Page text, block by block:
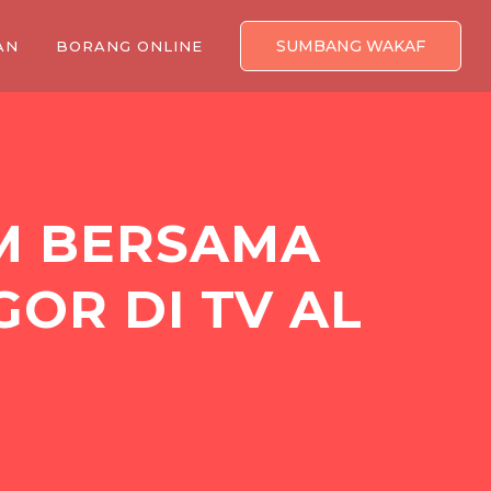
SUMBANG WAKAF
BORANG ONLINE
BERSAMA
DI TV AL